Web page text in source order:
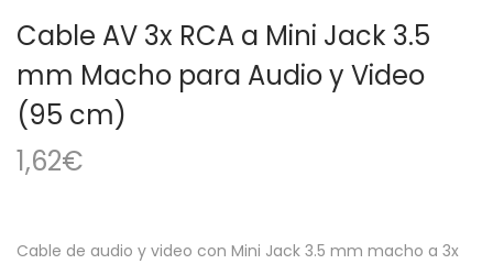
Cable AV 3x RCA a Mini Jack 3.5
mm Macho para Audio y Video
(95 cm)
1,62€
Cable de audio y video con Mini Jack 3.5 mm macho a 3x